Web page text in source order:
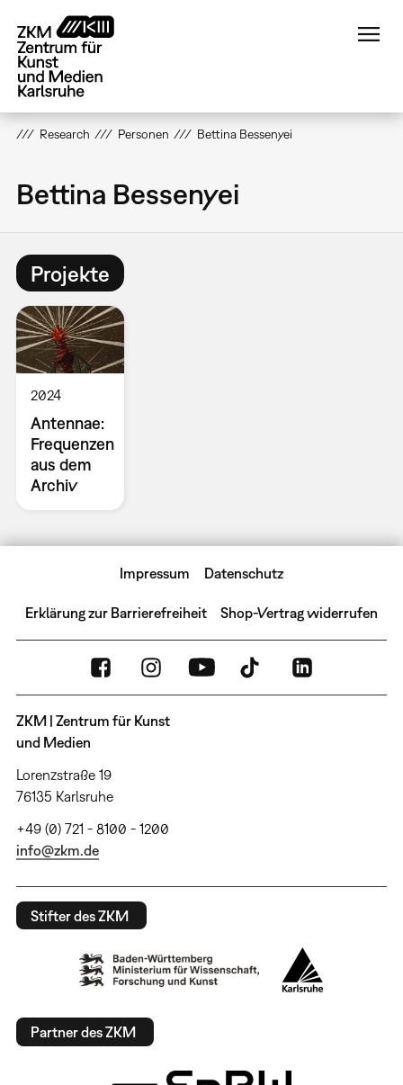
zum
Inhalt
Research Personen Bettina Bessenyei
Bettina Bessenyei
Projekte
2024
Antennae:
Frequenzen
aus dem
Archiv
Impressum Datenschutz
Erklärung zur Barrierefreiheit Shop-Vertrag widerrufen
ZKM | Zentrum für Kunst
und Medien
Lorenzstraße 19
76135 Karlsruhe
+49 (0) 721 - 8100 - 1200
info@zkm.de
Stifter des ZKM
Partner des ZKM